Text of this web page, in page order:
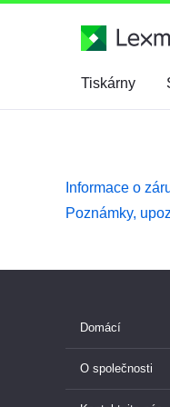
Tiskárny
Informace o
Poznámky,
Domácí
O společnosti